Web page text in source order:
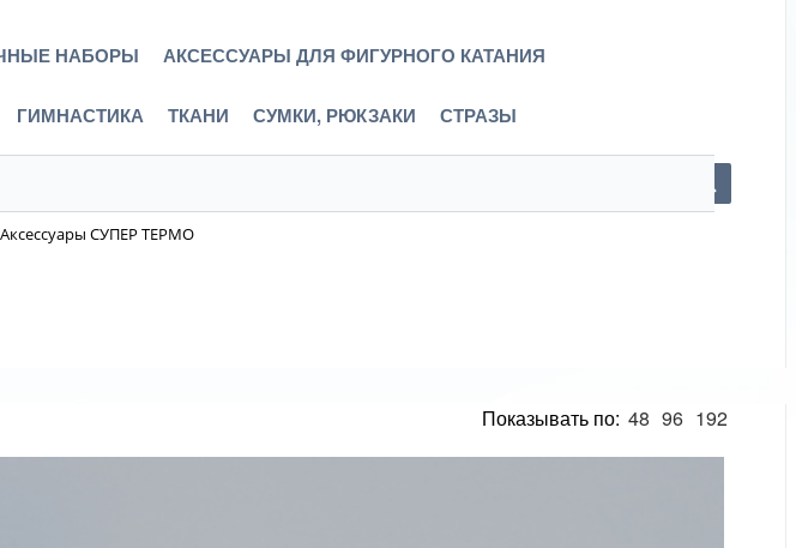
НАБОРЫ АКСЕССУАРЫ ДЛЯ ФИГУРНОГО КАТАНИЯ
ГИМНАСТИКА ТКАНИ СУМКИ, РЮКЗАКИ СТРАЗЫ
Аксессуары СУПЕР ТЕРМО
Показывать по: 48 96 192